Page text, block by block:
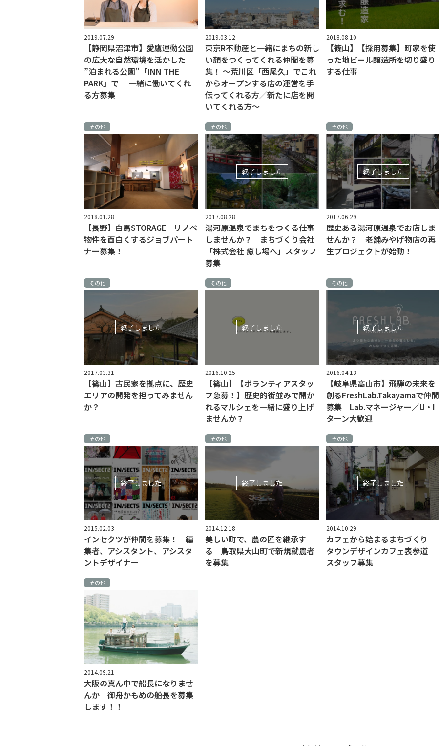
2019.07.29
【静岡県沼津市】愛鷹運動公園
の広大な自然環境を活かした
”泊まれる公園”「INN THE
PARK」で 一緒に働いてくれ
る方募集
2019.03.12
東京R不動産と一緒にまちの新し
い顔をつくってくれる仲間を募
集！ 〜荒川区「西尾久」でこれ
からオープンする店の運営を手
伝ってくれる方／新たに店を開
いてくれる方〜
2018.08.10
【篠山】【採用募集】町家を使
った地ビール醸造所を切り盛り
する仕事
その他
2018.01.28
【長野】白馬STORAGE リノベ
物件を面白くするジョブパート
ナー募集！
その他
終了しました
2017.08.28
湯河原温泉でまちをつくる仕事
しませんか？ まちづくり会社
「株式会社 癒し場へ」スタッフ
募集
その他
終了しました
2017.06.29
歴史ある湯河原温泉でお店しま
せんか？ 老舗みやげ物店の再
生プロジェクトが始動！
その他
終了しました
2017.03.31
【篠山】古民家を拠点に、歴史
エリアの開発を担ってみません
か？
その他
終了しました
2016.10.25
【篠山】【ボランティアスタッ
フ急募！】歴史的街並みで開か
れるマルシェを一緒に盛り上げ
ませんか？
その他
終了しました
2016.04.13
【岐阜県高山市】飛騨の未来を
創るFreshLab.Takayamaで仲間
募集 Lab.マネージャー／U・I
ターン大歓迎
その他
終了しました
2015.02.03
インセクツが仲間を募集！ 編
集者、アシスタント、アシスタ
ントデザイナー
その他
終了しました
2014.12.18
美しい町で、農の匠を継承す
る 鳥取県大山町で新規就農者
を募集
その他
終了しました
2014.10.29
カフェから始まるまちづくり
タウンデザインカフェ表参道
スタッフ募集
その他
2014.09.21
大阪の真ん中で船長になりませ
んか 御舟かもめの船長を募集
します！！